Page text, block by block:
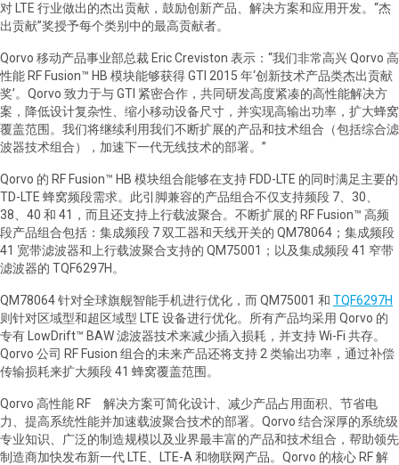
对 LTE 行业做出的杰出贡献，鼓励创新产品、解决方案和应用开发。“杰
出贡献”奖授予每个类别中的最高贡献者。
Qorvo 移动产品事业部总裁 Eric Creviston 表示：“我们非常高兴 Qorvo 高
性能 RF Fusion™ HB 模块能够获得 GTI 2015 年‘创新技术产品类杰出贡献
奖’。Qorvo 致力于与 GTI 紧密合作，共同研发高度紧凑的高性能解决方
案，降低设计复杂性、缩小移动设备尺寸，并实现高输出功率，扩大蜂窝
覆盖范围。我们将继续利用我们不断扩展的产品和技术组合（包括综合滤
波器技术组合），加速下一代无线技术的部署。”
Qorvo 的 RF Fusion™ HB 模块组合能够在支持 FDD-LTE 的同时满足主要的
TD-LTE 蜂窝频段需求。此引脚兼容的产品组合不仅支持频段 7、30、
38、40 和 41，而且还支持上行载波聚合。不断扩展的 RF Fusion™ 高频
段产品组合包括：集成频段 7 双工器和天线开关的 QM78064；集成频段
41 宽带滤波器和上行载波聚合支持的 QM75001；以及集成频段 41 窄带
滤波器的 TQF6297H。
QM78064 针对全球旗舰智能手机进行优化，而 QM75001 和 TQF6297H
则针对区域型和超区域型 LTE 设备进行优化。所有产品均采用 Qorvo 的
专有 LowDrift™ BAW 滤波器技术来减少插入损耗，并支持 Wi-Fi 共存。
Qorvo 公司 RF Fusion 组合的未来产品还将支持 2 类输出功率，通过补偿
传输损耗来扩大频段 41 蜂窝覆盖范围。
Qorvo 高性能 RF 解决方案可简化设计、减少产品占用面积、节省电
力、提高系统性能并加速载波聚合技术的部署。Qorvo 结合深厚的系统级
专业知识、广泛的制造规模以及业界最丰富的产品和技术组合，帮助领先
制造商加快发布新一代 LTE、LTE-A 和物联网产品。Qorvo 的核心 RF 解